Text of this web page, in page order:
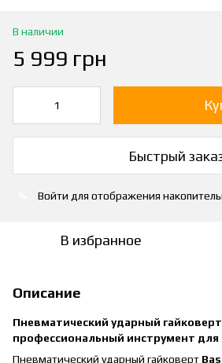
В наличии
5 999 грн
Быстрый
Войти для отображения
В избранное
Описание
Пневматический ударный
профессиональный инструмент для
Пневматический ударный гайковерт